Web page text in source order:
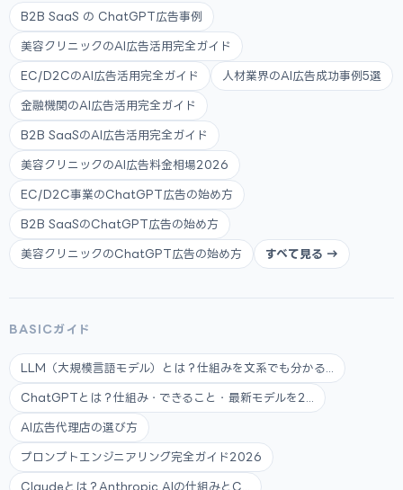
B2B SaaS の ChatGPT広告事例
美容クリニックのAI広告活用完全ガイド
EC/D2CのAI広告活用完全ガイド 人材業界のAI広告成功事例5選
金融機関のAI広告活用完全ガイド
B2B SaaSのAI広告活用完全ガイド
美容クリニックのAI広告料金相場2026
EC/D2C事業のChatGPT広告の始め方
B2B SaaSのChatGPT広告の始め方
美容クリニックのChatGPT広告の始め方 すべて見る →
BASICガイド
LLM（大規模言語モデル）とは？仕組みを文系でも分かる...
ChatGPTとは？仕組み・できること・最新モデルを2...
AI広告代理店の選び方
プロンプトエンジニアリング完全ガイド2026
Claudeとは？Anthropic AIの仕組みとC...